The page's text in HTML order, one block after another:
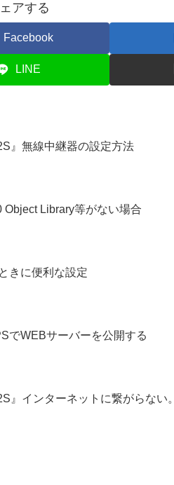
アする
Facebook
LINE
』無線中継器の設定方法
Library等がない場合
きに便利な設定
でWEBサーバーを公開する
』インターネットに繋がらない。